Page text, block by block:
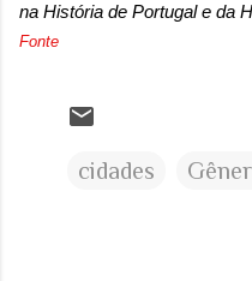
na História de Portugal e da
Fonte
cidades